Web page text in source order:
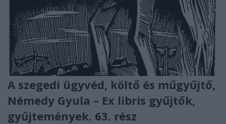
A szegedi ügyvéd, költő és műgyűjtő,
Némedy Gyula – Ex libris gyűjtők,
gyűjtemények. 63. rész